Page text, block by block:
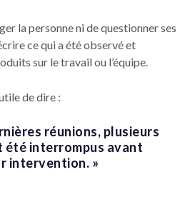
la personne ni de questionner ses
ce qui a été observé et
sur le travail ou l’équipe.
de dire :
réunions, plusieurs
interrompus avant
intervention. »